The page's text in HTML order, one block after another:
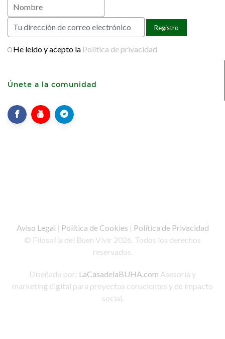
He leído y acepto la Política de privacidad
Únete a la comunidad
Aviso Legal | Política de Cookies | Política de Privacidad
© Filosofía del Buen Vivir 2026. Todos los derechos
reservados.
Diseñado por: LaCasadelaBUHA.com Asesoría y
marketing digital para proyectos conscientes y de impacto
social.